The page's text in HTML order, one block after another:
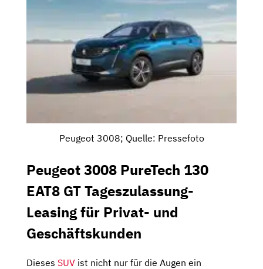
Peugeot 3008; Quelle: Pressefoto
Peugeot 3008 PureTech 130
EAT8 GT Tageszulassung-
Leasing für Privat- und
Geschäftskunden
Dieses SUV ist nicht nur für die Augen ein